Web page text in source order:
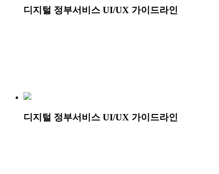
디지털 정부서비스 UI/UX 가이드라인
디지털 정부서비스 UI/UX 가이드라인